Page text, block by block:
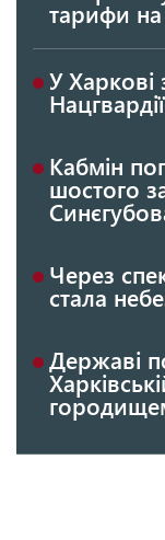
тарифи на
У Харкові
Кабмін
шостого
Через
стала
Державі